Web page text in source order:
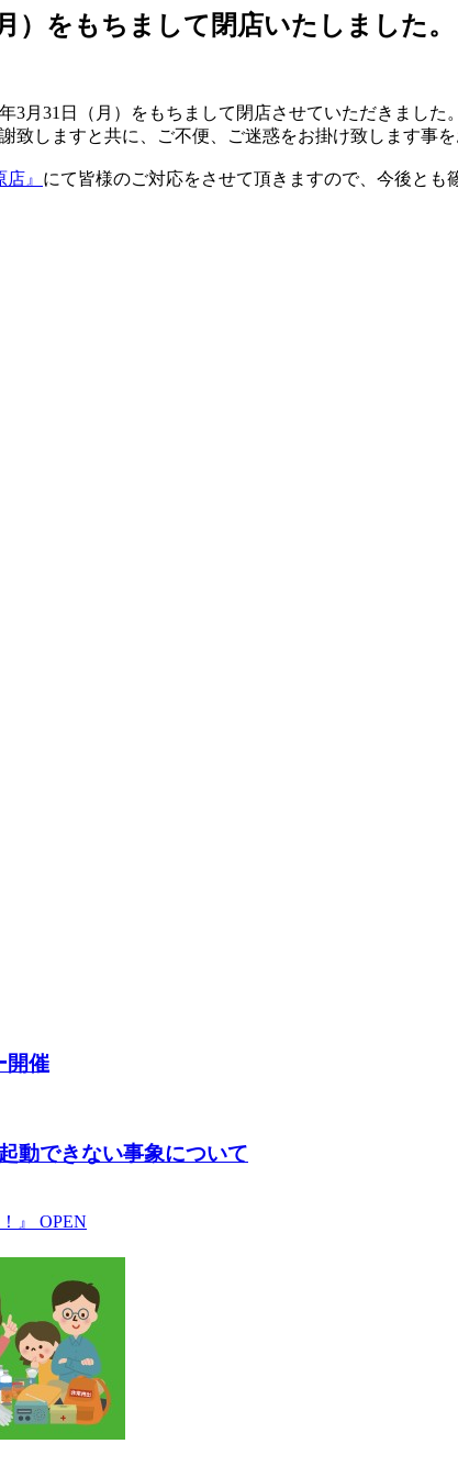
）をもちまして閉店いたしました。
月31日（月）をもちまして閉店させていただきました。
致しますと共に、ご不便、ご迷惑をお掛け致します事を
』 にて皆様のご対応をさせて頂きますので、今後とも
開催
動できない事象について